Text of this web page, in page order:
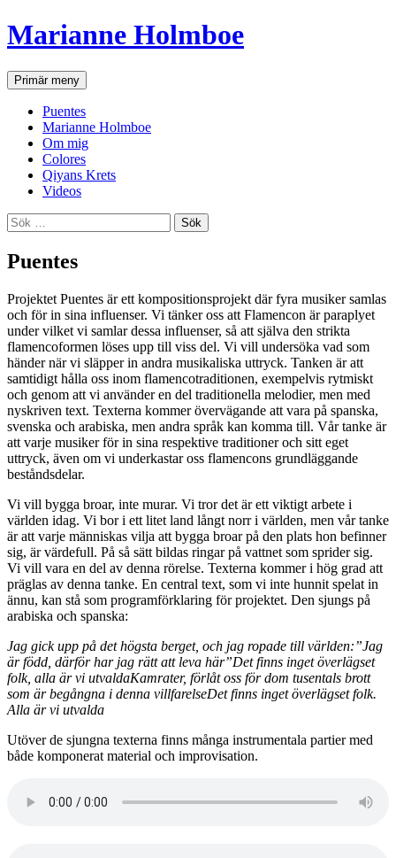
Marianne Holmboe
SökPrimär meny Gå
till
Puentes
Marianne Holmboe
Om mig
Colores
Qiyans Krets
Videos
Sök
efter:
Puentes
Projektet Puentes är ett kompositionsprojekt där fyra musiker samlas
och för in sina influenser. Vi tänker oss att Flamencon är paraplyet
under vilket vi samlar dessa influenser, så att själva den strikta
flamencoformen löses upp till viss del. Vi vill undersöka vad som
händer när vi släpper in andra musikaliska uttryck. Tanken är att
samtidigt hålla oss inom flamencotraditionen, exempelvis rytmiskt
och genom att vi använder en del traditionella melodier, men med
nyskriven text. Texterna kommer övervägande att vara på spanska,
svenska och arabiska, men andra språk kan komma till. Vår tanke är
att varje musiker för in sina respektive traditioner och sitt eget
uttryck, även om vi underkastar oss flamencons grundläggande
beståndsdelar.
Vi vill bygga broar, inte murar. Vi tror det är ett viktigt arbete i
världen idag. Vi bor i ett litet land långt norr i världen, men vår tanke
är att varje människas vilja att bygga broar på den plats hon befinner
sig, är värdefull. På så sätt bildas ringar på vattnet som sprider sig.
Vi vill vara en del av denna rörelse. Texterna kommer i hög grad att
präglas av denna tanke. En central text, som vi inte hunnit spelat in
ännu, kan stå som programförklaring för projektet. Den sjungs på
arabiska och spanska:
Jag gick upp på det högsta berget, och jag ropade till världen:”Jag
är född, därför har jag rätt att leva här”Det finns inget överlägset
folk, alla är vi utvaldaKamrater, förlåt oss för dom tusentals brott
som är begångna i denna villfarelseDet finns inget överlägset folk.
Alla är vi utvalda
Utöver de sjungna texterna finns många instrumentala partier med
både komponerat material och improvisation.